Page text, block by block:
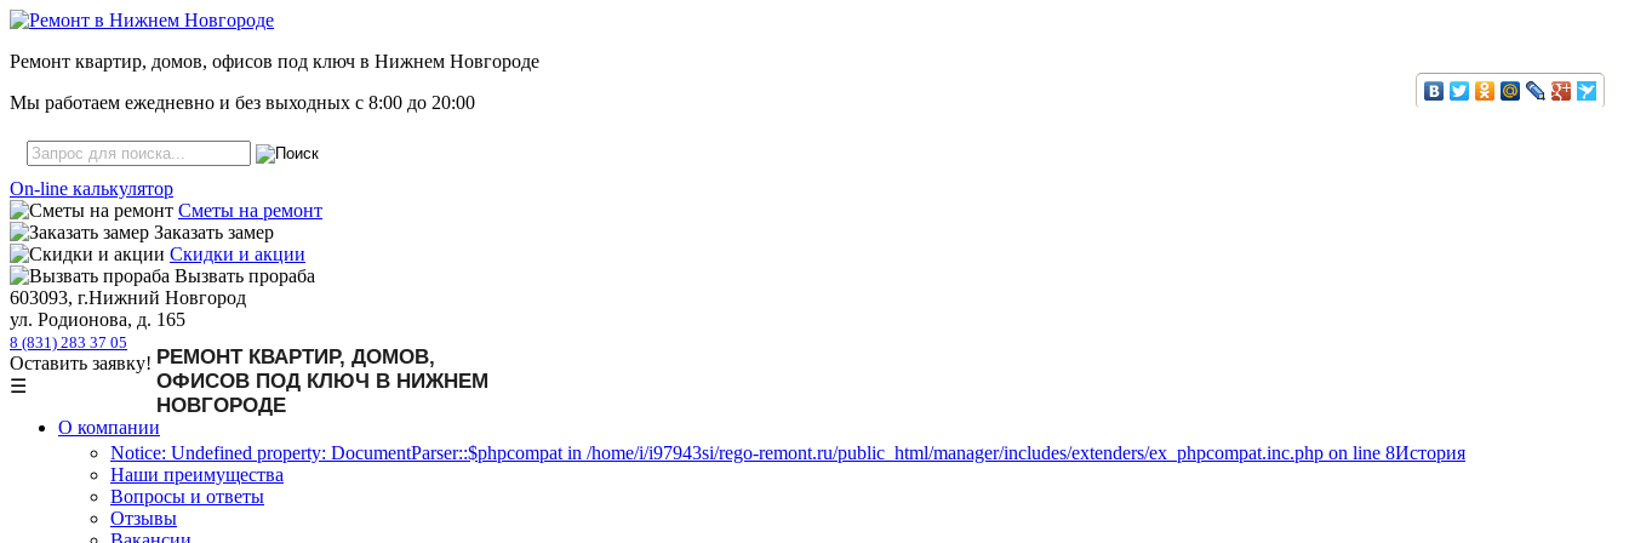
Ремонт квартир, домов, офисов под ключ в Нижнем Новгороде
Мы работаем ежедневно и без выходных с 8:00 до 20:00
On-line калькулятор
Сметы на ремонт
Заказать замер
Скидки и акции
Вызвать прораба
603093, г.Нижний Новгород
ул. Родионова, д. 165
8 (831) 283 37 05
Оставить заявку!
☰
О компании
Notice: Undefined property: DocumentParser::$phpcompat in /home/i/i97943si/rego-remont.ru/public_html/manager/includes/extenders/ex_phpcompat.inc.php on line 8История
Наши преимущества
Вопросы и ответы
Отзывы
РЕМОНТ КВАРТИР, ДОМОВ,
ОФИСОВ ПОД КЛЮЧ В НИЖНЕМ
НОВГОРОДЕ